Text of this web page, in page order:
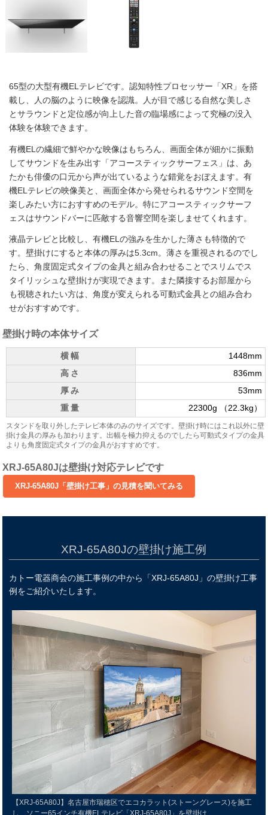
65型の大型有機ELテレビです。認知特性プロセッサー「XR」を搭
載し、人の脳のように映像を認識。人が目で感じる自然な美しさ
とサラウンドと定位感が向上した音の臨場感によって究極の没入
体験を体験できます。
有機ELの繊細で鮮やかな映像はもちろん、画面全体が細かに振動
してサウンドを生み出す「アコースティックサーフェス」は、あ
たかも俳優の口元から声が出ているような錯覚をおぼえます。有
機ELテレビの映像美と、画面全体から発せられるサウンド空間を
楽しみたい方におすすめのモデル。特にアコースティックサーフ
ェスはサウンドバーに匹敵する音響空間を楽しませてくれます。
液晶テレビと比較し、有機ELの強みを生かした薄さも特徴的で
す。壁掛けにすると本体の厚みは5.3cm。薄さを重視されるのでし
たら、角度固定式タイプの金具と組み合わせることでスリムでス
タイリッシュな壁掛けが実現できます。また隣接するお部屋から
も視聴されたい方は、角度が変えられる可動式金具との組み合わ
せがおすすめです。
壁掛け時の本体サイズ
スタンドを取り外したテレビ本体のみのサイズです。壁掛け時にはこれ以外に壁
掛け金具の厚みも加わります。出幅を極力抑えるのでしたら可動式タイプの金具
よりも角度固定式タイプの金具がおすすめです。
横幅
1448mm
高さ
836mm
厚み
53mm
重量
22300g （22.3kg）
XRJ-65A80Jは壁掛け対応テレビです
XRJ-65A80Jの壁掛け施工例
カトー電器商会の施工事例の中から「XRJ-65A80J」の壁掛け工事
例をご紹介いたします。
【XRJ-65A80J】名古屋市瑞穂区でエコカラット(ストーングレース)を施工
し、ソニー65インチ有機ELテレビ「XRJ-65A80J」を壁掛け